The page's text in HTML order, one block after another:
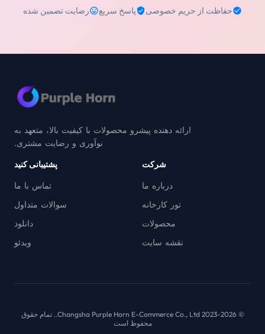
حفاظت از حریم خصوصی پاسخ سریع رضایت تضمین شده
ارائه دهنده پیشرو محصولات با کیفیت بالا، متعهد به
نوآوری و رضایت مشتری.
شرکت
درباره ما
تور کارخانه
محصولات
نقشه سایت
پشتیبانی کنید
تماس با ما
سوالات متداول
دانلود
ویدئو
© 2023-2026 Changsha Purple Horn E-Commerce Co., Ltd.. تمام حقوق
محفوظ است